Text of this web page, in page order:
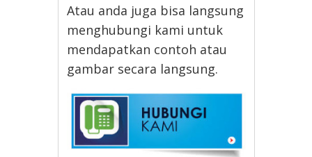
Atau anda juga bisa langsung
menghubungi kami untuk
mendapatkan contoh atau
gambar secara langsung.